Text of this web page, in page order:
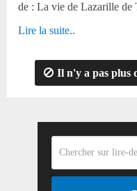
de : La vie de Lazarille
Lire la suite..
Il n'y a pas plus